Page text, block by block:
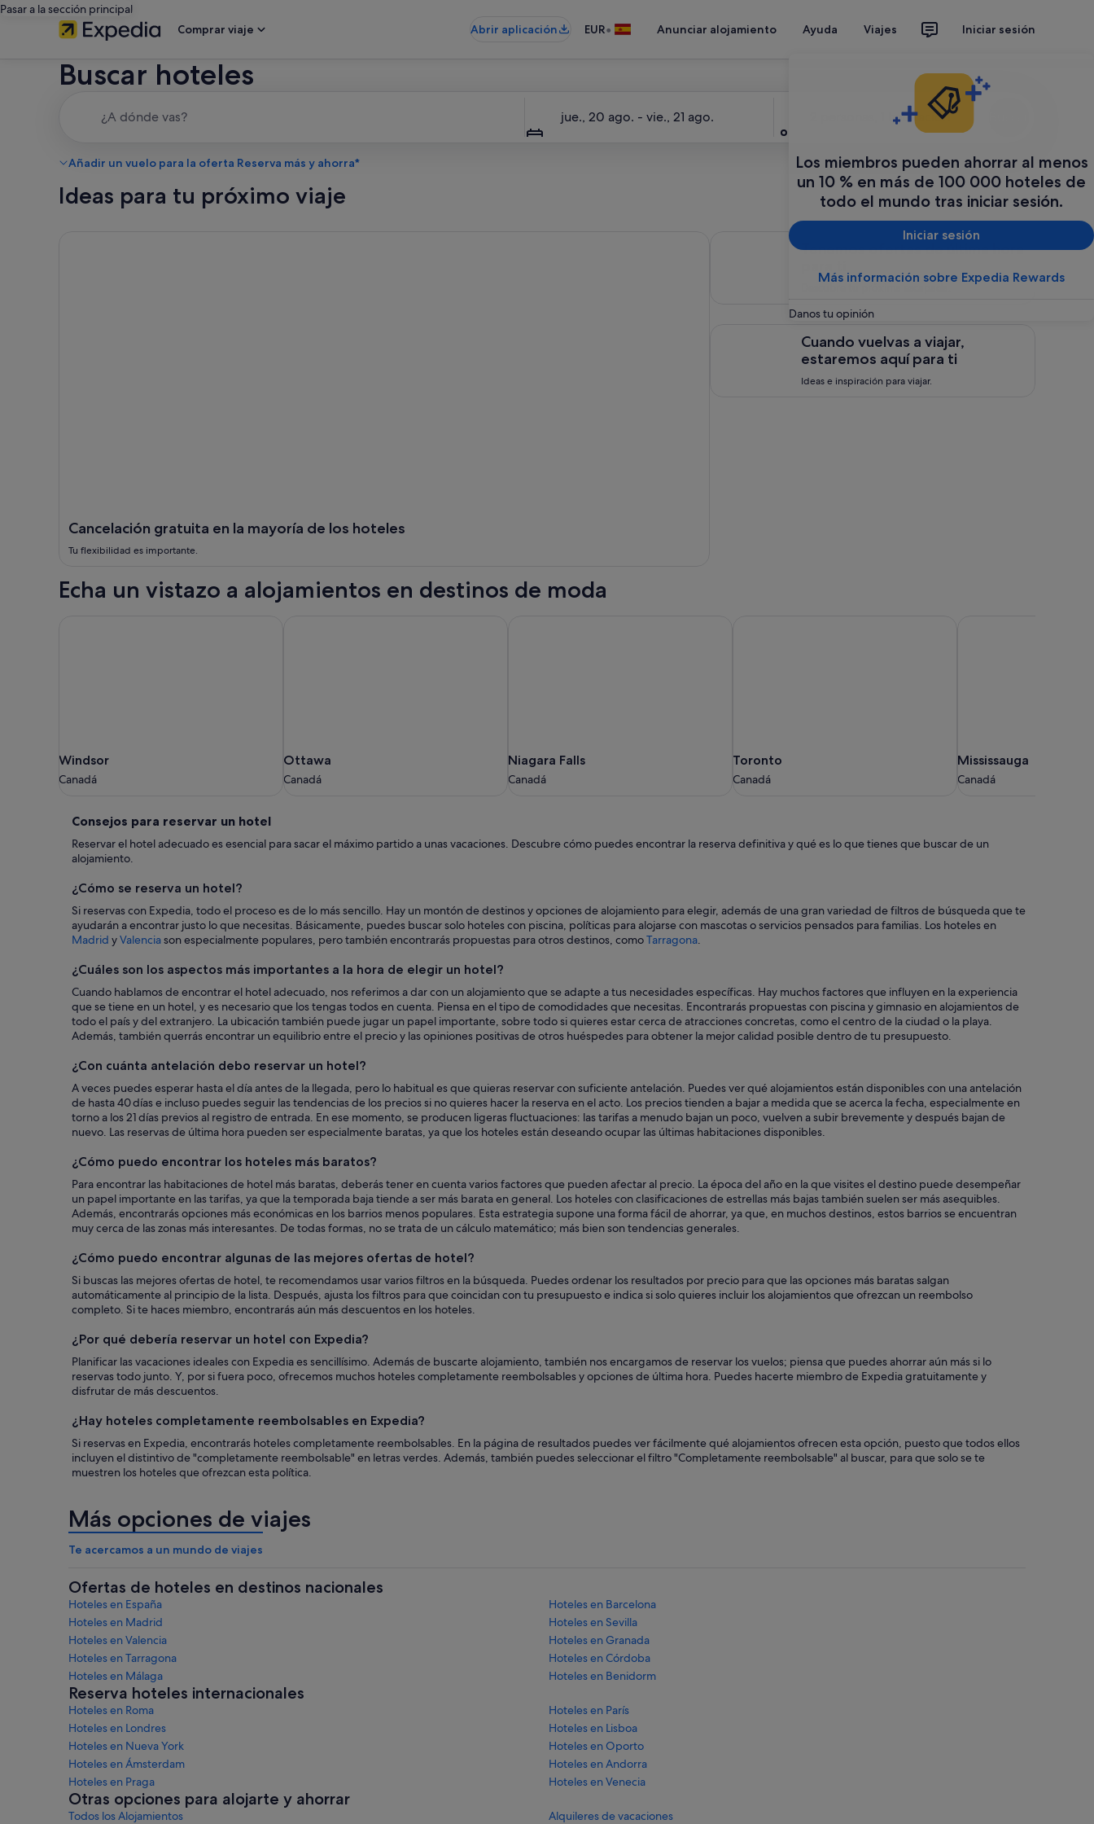
Pasar a la sección principal
Comprar viaje
Abrir aplicación EUR• Anunciar alojamiento Ayuda Viajes Iniciar sesión
Los miembros pueden ahorrar al menos
un 10 % en más de 100 000 hoteles de
todo el mundo tras iniciar sesión.
Iniciar sesión
Más información sobre Expedia Rewards
Danos tu opinión
Buscar hoteles
jue., 20 ago. - vie., 21 ago. 2 personas, 1 habitación
Añadir un vuelo para la oferta Reserva más y ahorra*
Ideas para tu próximo viaje
Cancelación gratuita en la mayoría de los hoteles
Tu flexibilidad es importante.
Tenemos ofertas de última hora
Tenemos ofertas de &uacute;ltima hora para ti, <span
Cuando vuelvas a viajar,
estaremos aquí para ti
Ideas e inspiración para viajar.
Echa un vistazo a alojamientos en destinos de moda
Windsor
Canadá
Windsor
Canadá
Ottawa
Canadá
Ottawa
Canadá
Niagara
Falls
Niagara Falls
Canadá
Toronto
Canadá
Toronto
Canadá
Mississauga
Canadá
Mississauga
Canadá
Consejos
para
reservar
un
hotel
Consejos para reservar un hotel
Reservar el hotel adecuado es esencial para sacar el máximo partido a unas vacaciones. Descubre cómo puedes encontrar la reserva definitiva y qué es lo que tienes que buscar de un
alojamiento.
¿Cómo se reserva un hotel?
Si reservas con Expedia, todo el proceso es de lo más sencillo. Hay un montón de destinos y opciones de alojamiento para elegir, además de una gran variedad de filtros de búsqueda que te
ayudarán a encontrar justo lo que necesitas. Básicamente, puedes buscar solo hoteles con piscina, políticas para alojarse con mascotas o servicios pensados para familias. Los hoteles en
Madrid yValenciason especialmente populares, pero también encontrarás propuestas para otros destinos, comoTarragona.
¿Cuáles son los aspectos más importantes a la hora de elegir un hotel?
Cuando hablamos de encontrar el hotel adecuado, nos referimos a dar con un alojamiento que se adapte a tus necesidades específicas. Hay muchos factores que influyen en la experiencia
que se tiene en un hotel, y es necesario que los tengas todos en cuenta. Piensa en el tipo de comodidades que necesitas. Encontrarás propuestas con piscina y gimnasio en alojamientos de
todo el país y del extranjero. La ubicación también puede jugar un papel importante, sobre todo si quieres estar cerca de atracciones concretas, como el centro de la ciudad o la playa.
Además, también querrás encontrar un equilibrio entre el precio y las opiniones positivas de otros huéspedes para obtener la mejor calidad posible dentro de tu presupuesto.
¿Con cuánta antelación debo reservar un hotel?
A veces puedes esperar hasta el día antes de la llegada, pero lo habitual es que quieras reservar con suficiente antelación. Puedes ver qué alojamientos están disponibles con una antelación
de hasta 40 días e incluso puedes seguir las tendencias de los precios si no quieres hacer la reserva en el acto. Los precios tienden a bajar a medida que se acerca la fecha, especialmente en
torno a los 21 días previos al registro de entrada. En ese momento, se producen ligeras fluctuaciones: las tarifas a menudo bajan un poco, vuelven a subir brevemente y después bajan de
nuevo. Las reservas de última hora pueden ser especialmente baratas, ya que los hoteles están deseando ocupar las últimas habitaciones disponibles.
¿Cómo puedo encontrar los hoteles más baratos?
Para encontrar las habitaciones de hotel más baratas, deberás tener en cuenta varios factores que pueden afectar al precio. La época del año en la que visites el destino puede desempeñar
un papel importante en las tarifas, ya que la temporada baja tiende a ser más barata en general. Los hoteles con clasificaciones de estrellas más bajas también suelen ser más asequibles.
Además, encontrarás opciones más económicas en los barrios menos populares. Esta estrategia supone una forma fácil de ahorrar, ya que, en muchos destinos, estos barrios se encuentran
muy cerca de las zonas más interesantes. De todas formas, no se trata de un cálculo matemático; más bien son tendencias generales.
¿Cómo puedo encontrar algunas de las mejores ofertas de hotel?
Si buscas las mejores ofertas de hotel, te recomendamos usar varios filtros en la búsqueda. Puedes ordenar los resultados por precio para que las opciones más baratas salgan
automáticamente al principio de la lista. Después, ajusta los filtros para que coincidan con tu presupuesto e indica si solo quieres incluir los alojamientos que ofrezcan un reembolso
completo. Si te haces miembro, encontrarás aún más descuentos en los hoteles.
¿Por qué debería reservar un hotel con Expedia?
Planificar las vacaciones ideales con Expedia es sencillísimo. Además de buscarte alojamiento, también nos encargamos de reservar los vuelos; piensa que puedes ahorrar aún más si lo
reservas todo junto. Y, por si fuera poco, ofrecemos muchos hoteles completamente reembolsables y opciones de última hora. Puedes hacerte miembro de Expedia gratuitamente y
disfrutar de más descuentos.
¿Hay hoteles completamente reembolsables en Expedia?
Si reservas en Expedia, encontrarás hoteles completamente reembolsables. En la página de resultados puedes ver fácilmente qué alojamientos ofrecen esta opción, puesto que todos ellos
incluyen el distintivo de "completamente reembolsable" en letras verdes. Además, también puedes seleccionar el filtro "Completamente reembolsable" al buscar, para que solo se te
muestren los hoteles que ofrezcan esta política.
Más opciones de viajes
Te acercamos a un mundo de viajes
Ofertas de hoteles en destinos nacionales
Hoteles en España
Hoteles en Barcelona
Hoteles en Madrid
Hoteles en Sevilla
Hoteles en Valencia
Hoteles en Granada
Hoteles en Tarragona
Hoteles en Córdoba
Hoteles en Málaga
Hoteles en Benidorm
Reserva hoteles internacionales
Hoteles en Roma
Hoteles en París
Hoteles en Londres
Hoteles en Lisboa
Hoteles en Nueva York
Hoteles en Oporto
Hoteles en Ámsterdam
Hoteles en Andorra
Hoteles en Praga
Hoteles en Venecia
Otras opciones para alojarte y ahorrar
Todos los Alojamientos
Alquileres de vacaciones